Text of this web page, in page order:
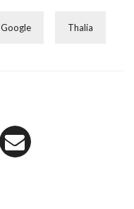
Google Thalia